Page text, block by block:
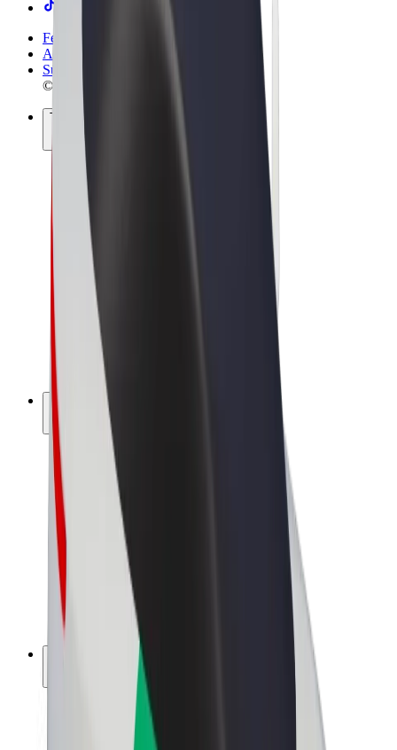
Felhasználási feltételek
Adatvédelem
Sütik
© 2026 Bolt Technology OÜ
Termékek
Utazás
Rollerek
Bolt Market
Bolt Food
Bolt Drive
Bolt cégeknek
E-kerékpárok
Bolt Plus
Keress a Bolttal
Sofőrök
Sofőr kereset
Futárok
Futár kereset
Bolt Food kereskedők
Franchise-ok